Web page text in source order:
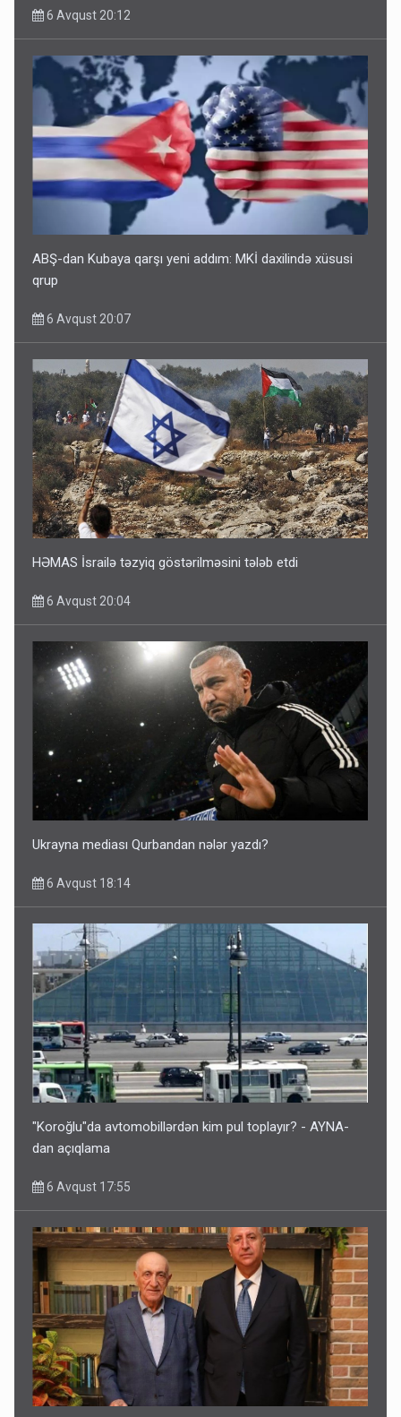
6 Avqust 20:12
ABŞ-dan Kubaya qarşı yeni addım: MKİ daxilində xüsusi
qrup
6 Avqust 20:07
HƏMAS İsrailə təzyiq göstərilməsini tələb etdi
6 Avqust 20:04
Ukrayna mediası Qurbandan nələr yazdı?
6 Avqust 18:14
"Koroğlu"da avtomobillərdən kim pul toplayır? - AYNA-
dan açıqlama
6 Avqust 17:55